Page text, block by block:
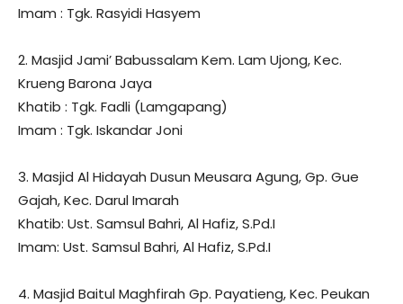
Imam : Tgk. Rasyidi Hasyem
2. Masjid Jami’ Babussalam Kem. Lam Ujong, Kec.
Krueng Barona Jaya
Khatib : Tgk. Fadli (Lamgapang)
Imam : Tgk. Iskandar Joni
3. Masjid Al Hidayah Dusun Meusara Agung, Gp. Gue
Gajah, Kec. Darul Imarah
Khatib: Ust. Samsul Bahri, Al Hafiz, S.Pd.I
Imam: Ust. Samsul Bahri, Al Hafiz, S.Pd.I
4. Masjid Baitul Maghfirah Gp. Payatieng, Kec. Peukan